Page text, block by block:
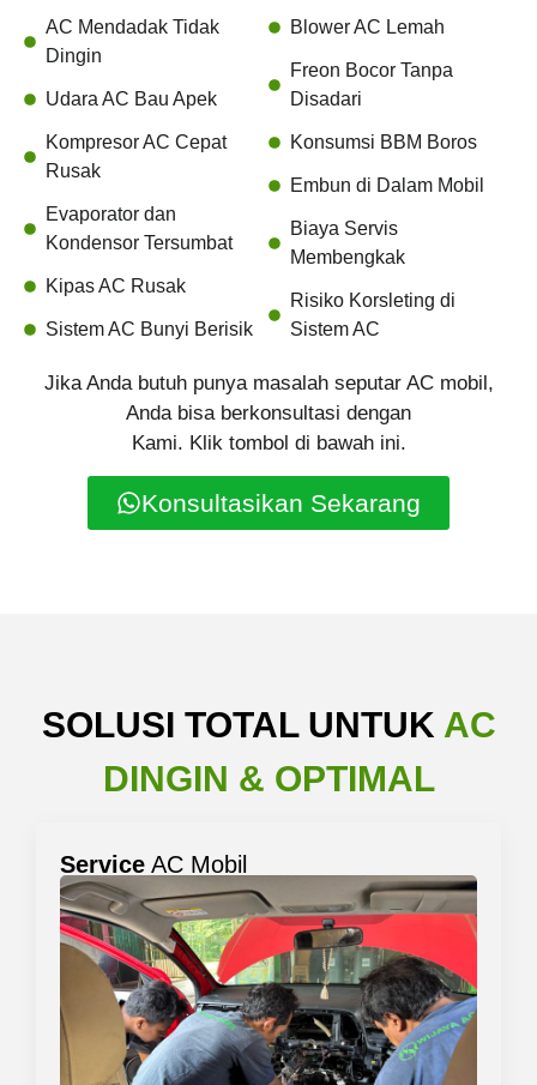
AC Mendadak Tidak
Dingin
Udara AC Bau Apek
Kompresor AC Cepat
Rusak
Evaporator dan
Kondensor Tersumbat
Kipas AC Rusak
Sistem AC Bunyi Berisik
Blower AC Lemah
Freon Bocor Tanpa
Disadari
Konsumsi BBM Boros
Embun di Dalam Mobil
Biaya Servis
Membengkak
Risiko Korsleting di
Sistem AC
Jika Anda butuh punya masalah seputar AC mobil,
Anda bisa berkonsultasi dengan
Kami. Klik tombol di bawah ini.
Konsultasikan Sekarang
SOLUSI TOTAL UNTUK AC
DINGIN & OPTIMAL
Service AC Mobil